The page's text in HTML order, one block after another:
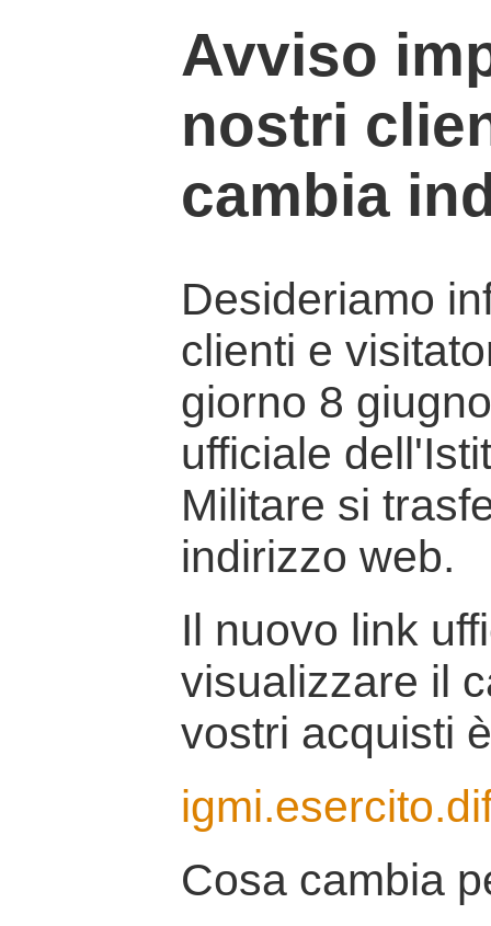
Avviso
nostri
cambia
Desideriamo
clienti e
giorno 8
ufficiale
Militare si
indirizzo web.
Il nuovo link
visualizzare il
vostri acquisti
Cosa cambia